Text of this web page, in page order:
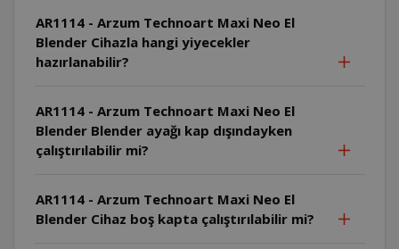
AR1114 - Arzum Technoart Maxi Neo El
Blender Cihazla hangi yiyecekler
hazırlanabilir?
AR1114 - Arzum Technoart Maxi Neo El
Blender Blender ayağı kap dışındayken
çalıştırılabilir mi?
AR1114 - Arzum Technoart Maxi Neo El
Blender Cihaz boş kapta çalıştırılabilir mi?